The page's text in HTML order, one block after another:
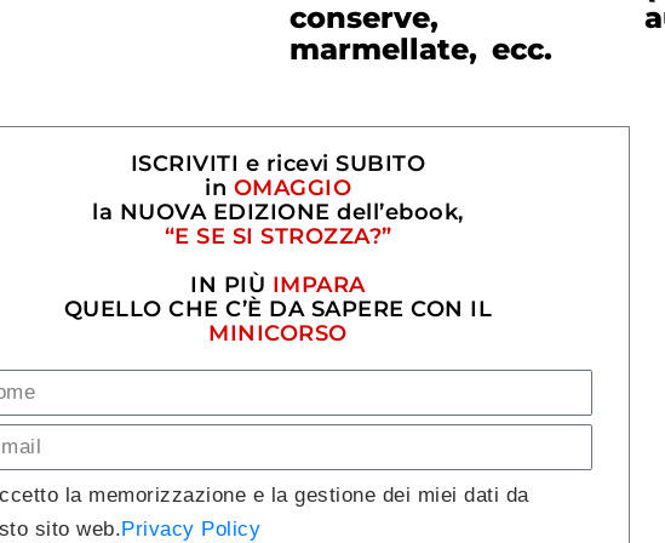
conserve,
marmellate, ecc.
ISCRIVITI e ricevi SUBITO
in OMAGGIO
la NUOVA EDIZIONE dell’ebook,
“E SE SI STROZZA?”
IN PIÙ IMPARA
QUELLO CHE C’È DA SAPERE CON IL
MINICORSO
la memorizzazione e la gestione dei miei dati da
sito web. Privacy Policy